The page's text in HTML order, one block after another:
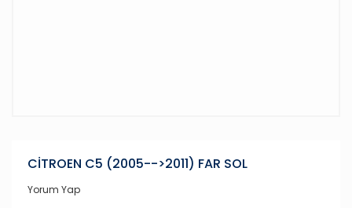
CİTROEN C5 (2005-->2011) FAR SOL
Yorum Yap